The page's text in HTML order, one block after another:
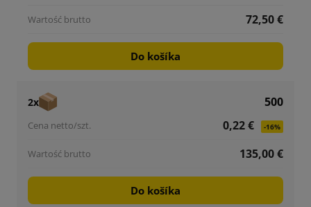
72,50 €
Do košíka
2x
500
0,22 €
-16%
135,00 €
Do košíka